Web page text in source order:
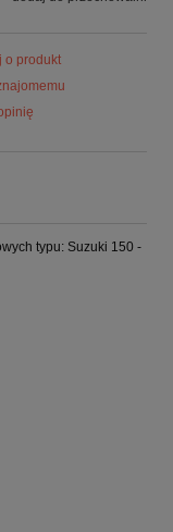
o produkt
typu: Suzuki 150 -